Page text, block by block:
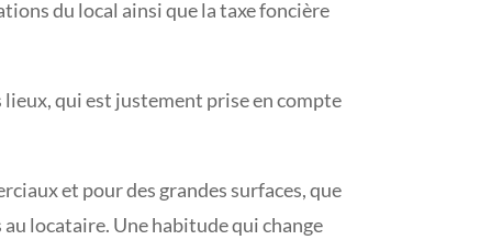
du local ainsi que la taxe foncière
qui est justement prise en compte
et pour des grandes surfaces, que
locataire. Une habitude qui change